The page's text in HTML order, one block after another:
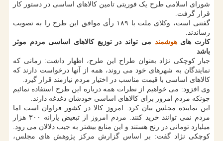
شورای اسلامی طرح یک فوریتی تامین کالاهای اساسی در دستور کار
قرار گرفت.
گفتنی است، وکلای ملت با ۱۸۹ رأی موافق این طرح را به تصویب
رساندند.
کارت هایهوشمند می تواند در توزیع کالاهای اساسی مردم موثر
باشد
جبار کوچکی نژاد بعنوان طراح این طرح، اظهار داشت: زمانی که
نمایندگان به شهرهای خود می روند، همه از آنها درخواست دارند که
کالاهای اساسی با قیمت مناسب در اختیار مردم نیازمند قرار گیرد.
وی افزود: می خواهیم از نظرات همه درباره این طرح استفاده نمائیم
چونکه مردم امروز برای کالاهای اساسی خودشان دغدغه دارند.
این نماینده مجلس بیان کرد: امروز کالا در کشور فراوان است اما
مردم نمی توانند خرید کنند. مردم امروز از تبعیض یارانه ۳۰۰ هزار
میلیارد تومانی در رنج هستند و این منابع بیشتر به جیب دلالان می رود.
کوچکی نژاد گفت: بر اساس گزارش مرکز پژوهش های مجلس،